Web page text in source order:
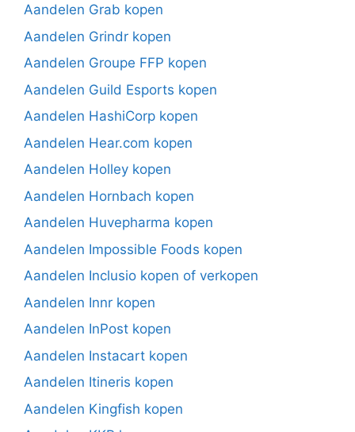
Aandelen Grab kopen
Aandelen Grindr kopen
Aandelen Groupe FFP kopen
Aandelen Guild Esports kopen
Aandelen HashiCorp kopen
Aandelen Hear.com kopen
Aandelen Holley kopen
Aandelen Hornbach kopen
Aandelen Huvepharma kopen
Aandelen Impossible Foods kopen
Aandelen Inclusio kopen of verkopen
Aandelen Innr kopen
Aandelen InPost kopen
Aandelen Instacart kopen
Aandelen Itineris kopen
Aandelen Kingfish kopen